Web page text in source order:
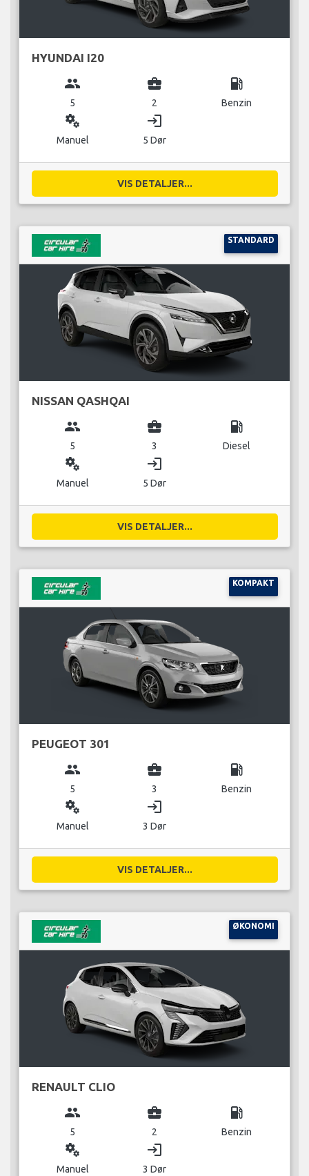
HYUNDAI I20
group
5
business_center
2
local_gas_station
Benzin
miscellaneous_services
Manuel
login
5 Dør
VIS DETALJER...
STANDARD
NISSAN QASHQAI
group
5
business_center
3
local_gas_station
Diesel
miscellaneous_services
Manuel
login
5 Dør
VIS DETALJER...
KOMPAKT
PEUGEOT 301
group
5
business_center
3
local_gas_station
Benzin
miscellaneous_services
Manuel
login
3 Dør
VIS DETALJER...
ØKONOMI
RENAULT CLIO
group
5
business_center
2
local_gas_station
Benzin
miscellaneous_services
Manuel
login
3 Dør